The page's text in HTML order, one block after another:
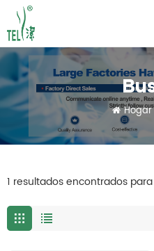
Hogar
1 resultados encontrados